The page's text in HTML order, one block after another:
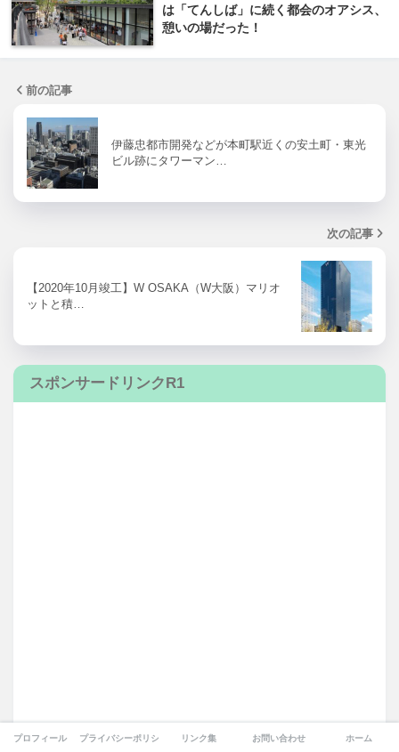
は「てんしば」に続く都会のオアシス、
憩いの場だった！
前の記事
伊藤忠都市開発などが本町駅近くの安土町・東光
ビル跡にタワーマン…
次の記事
【2020年10月竣工】W OSAKA（W大阪）マリオ
ットと積…
スポンサードリンクR1
プロフィール プライバシーポリシー リンク集 お問い合わせ ホーム